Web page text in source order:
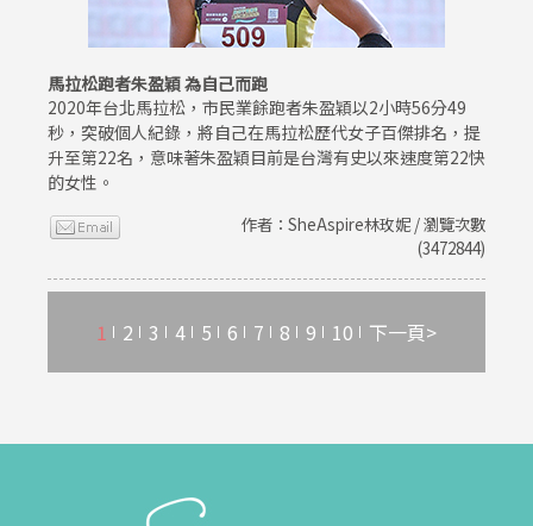
馬拉松跑者朱盈穎 為自己而跑
2020年台北馬拉松，市民業餘跑者朱盈穎以2小時56分49
秒，突破個人紀錄，將自己在馬拉松歷代女子百傑排名，提
升至第22名，意味著朱盈穎目前是台灣有史以來速度第22快
的女性。
作者：SheAspire林玫妮 / 瀏覽次數
(3472844)
1 2 3 4 5 6 7 8 9 10 下一頁>